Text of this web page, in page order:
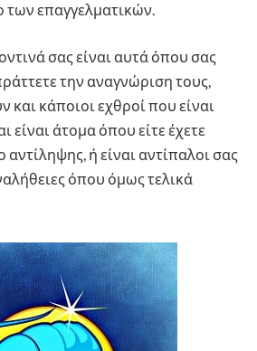
των επαγγελματικών.
σας είναι αυτά όπου σας
την αναγνώριση τους,
κάποιοι εχθροί που είναι
είναι άτομα όπου είτε έχετε
ή είναι αντίπαλοι σας
όπου όμως τελικά